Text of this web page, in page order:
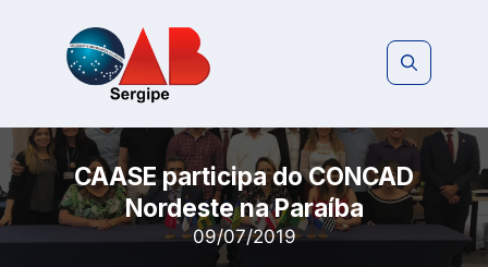
CAASE participa do CONCAD
Nordeste na Paraíba
09/07/2019